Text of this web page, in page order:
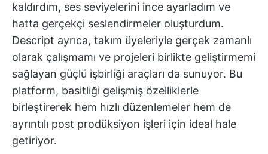
kaldırdım, ses seviyelerini ince ayarladım ve
hatta gerçekçi seslendirmeler oluşturdum.
Descript ayrıca, takım üyeleriyle gerçek zamanlı
olarak çalışmamı ve projeleri birlikte geliştirmemi
sağlayan güçlü işbirliği araçları da sunuyor. Bu
platform, basitliği gelişmiş özelliklerle
birleştirerek hem hızlı düzenlemeler hem de
ayrıntılı post prodüksiyon işleri için ideal hale
getiriyor.